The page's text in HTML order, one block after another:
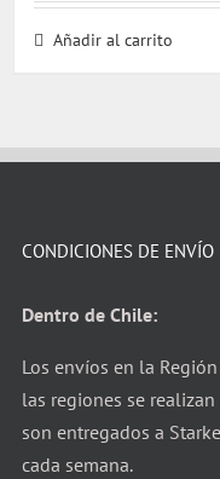
Añadir al carrito
CONDICIONES DE ENVÍO
Dentro de Chile:
Los envíos en la
las regiones se
son entregados a
cada semana.